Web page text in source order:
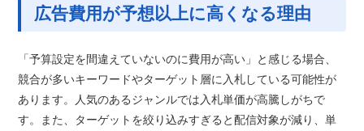
広告費用が予想以上に高くなる理由
「予算設定を間違えていないのに費用が高い」と感じる場合、
競合が多いキーワードやターゲット層に入札している可能性が
あります。人気のあるジャンルでは入札単価が高騰しがちで
す。また、ターゲットを絞り込みすぎると配信対象が減り、単